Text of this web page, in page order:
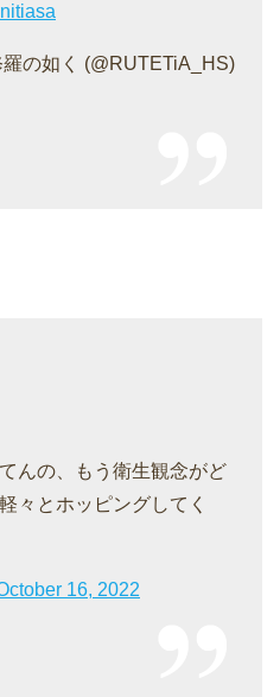
の如く (@RUTETiA_HS)
んの、もう衛生観念がど
々とホッピングしてく
16, 2022